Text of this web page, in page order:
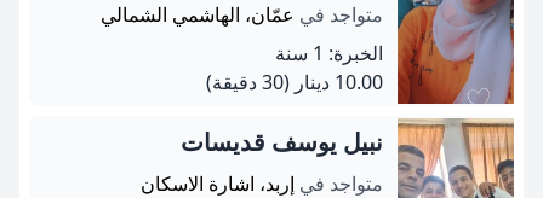
متواجد في عمّان، الهاشمي الشمالي
الخبرة: 1 سنة
10.00 دينار
(30 دقيقة)
نبيل يوسف قديسات
متواجد في إربد، اشارة الاسكان